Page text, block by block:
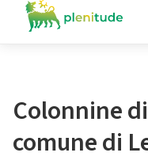
Colonnine
comune di